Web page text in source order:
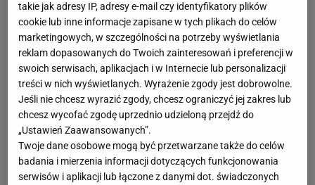
takie jak adresy IP, adresy e-mail czy identyfikatory plików
cookie lub inne informacje zapisane w tych plikach do celów
marketingowych, w szczególności na potrzeby wyświetlania
reklam dopasowanych do Twoich zainteresowań i preferencji w
swoich serwisach, aplikacjach i w Internecie lub personalizacji
treści w nich wyświetlanych. Wyrażenie zgody jest dobrowolne.
Jeśli nie chcesz wyrazić zgody, chcesz ograniczyć jej zakres lub
chcesz wycofać zgodę uprzednio udzieloną przejdź do
„Ustawień Zaawansowanych”.
Twoje dane osobowe mogą być przetwarzane także do celów
badania i mierzenia informacji dotyczących funkcjonowania
serwisów i aplikacji lub łączone z danymi dot. świadczonych